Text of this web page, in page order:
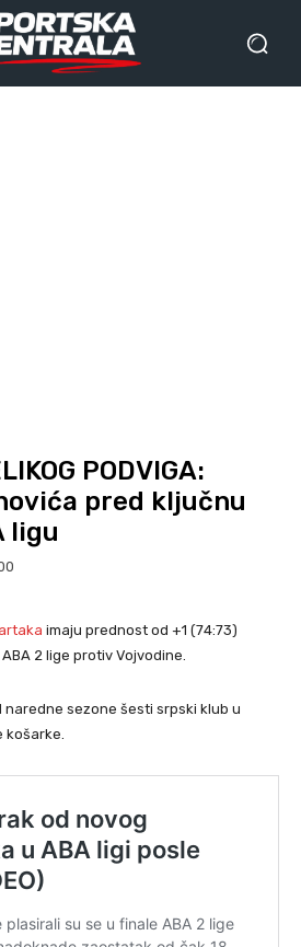
PODVIGA:
pred ključnu
ligu
imaju prednost od +1 (74:73)
2 lige protiv Vojvodine.
naredne sezone šesti srpski klub u